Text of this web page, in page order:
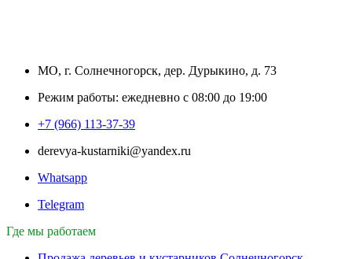
МО, г. Солнечногорск, дер. Дурыкино, д. 73
Режим работы: ежедневно с 08:00 до 19:00
+7 (966) 113-37-39
derevya-kustarniki@yandex.ru
Whatsapp
Telegram
Где мы работаем